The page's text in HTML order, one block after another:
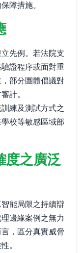
障措施。
先例。若法院支
證程序或面對重
部分團體倡議對
計。
練及測試方式之
校等敏感區域部
度之廣泛
能局限之持續辯
邊緣案例之無力
，區分真實威脅
。